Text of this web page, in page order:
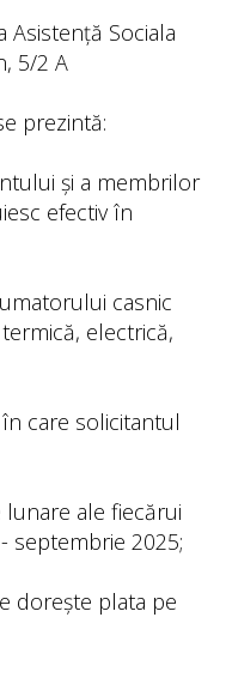
Asistență Sociala
5/2 A
prezintă:
și a membrilor
efectiv în
casnic
electrică,
care solicitantul
ale fiecărui
septembrie 2025;
dorește plata pe